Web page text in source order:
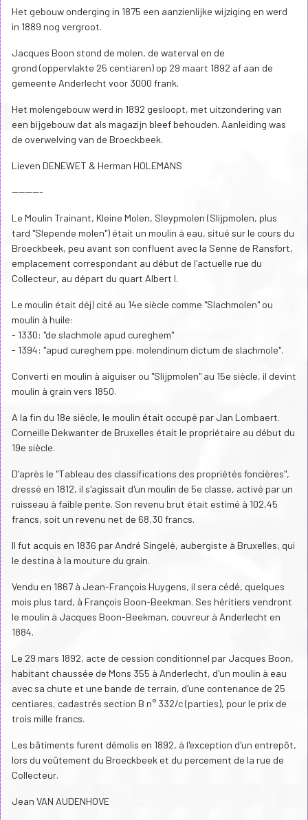
Het gebouw onderging in 1875 een aanzienlijke wijziging en werd
in 1889 nog vergroot.
Jacques Boon stond de molen, de waterval en de
grond (oppervlakte 25 centiaren) op 29 maart 1892 af aan de
gemeente Anderlecht voor 3000 frank.
Het molengebouw werd in 1892 gesloopt, met uitzondering van
een bijgebouw dat als magazijn bleef behouden. Aanleiding was
de overwelving van de Broeckbeek.
Lieven DENEWET & Herman HOLEMANS
---------
Le Moulin Trainant, Kleine Molen, Sleypmolen (Slijpmolen, plus
tard "Slepende molen") était un moulin à eau, situé sur le cours du
Broeckbeek, peu avant son confluent avec la Senne de Ransfort,
emplacement correspondant au début de l'actuelle rue du
Collecteur, au départ du quart Albert I.
Le moulin était déj) cité au 14e siècle comme "Slachmolen" ou
moulin à huile:
- 1330: "de slachmole apud cureghem"
- 1394: "apud cureghem ppe. molendinum dictum de slachmole".
Converti en moulin à aiguiser ou "Slijpmolen" au 15e siècle, il devint
moulin à grain vers 1850.
A la fin du 18e siècle, le moulin était occupé par Jan Lombaert.
Corneille Dekwanter de Bruxelles était le propriétaire au début du
19e siècle.
D'après le "Tableau des classifications des propriétés foncières",
dressé en 1812, il s'agissait d'un moulin de 5e classe, activé par un
ruisseau à faible pente. Son revenu brut était estimé à 102,45
francs, soit un revenu net de 68,30 francs.
Il fut acquis en 1836 par André Singelé, aubergiste à Bruxelles, qui
le destina à la mouture du grain.
Vendu en 1867 à Jean-François Huygens, il sera cédé, quelques
mois plus tard, à François Boon-Beekman. Ses héritiers vendront
le moulin à Jacques Boon-Beekman, couvreur à Anderlecht en
1884.
Le 29 mars 1892, acte de cession conditionnel par Jacques Boon,
habitant chaussée de Mons 355 à Anderlecht, d'un moulin à eau
avec sa chute et une bande de terrain, d'une contenance de 25
centiares, cadastrés section B n° 332/c (parties), pour le prix de
trois mille francs.
Les bâtiments furent démolis en 1892, à l'exception d'un entrepôt,
lors du voûtement du Broeckbeek et du percement de la rue de
Collecteur.
Jean VAN AUDENHOVE